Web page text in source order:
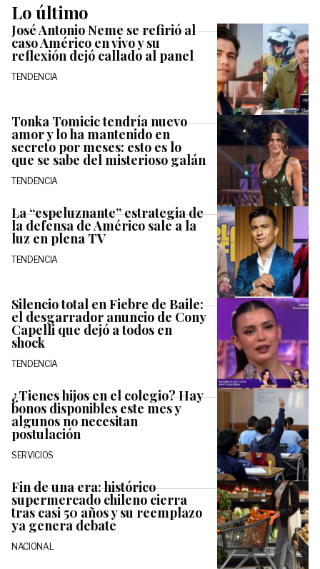
Lo último
José Antonio Neme se refirió al
caso Américo en vivo y su
reflexión dejó callado al panel
TENDENCIA
Tonka Tomicic tendría nuevo
amor y lo ha mantenido en
secreto por meses: esto es lo
que se sabe del misterioso galán
TENDENCIA
La “espeluznante” estrategia de
la defensa de Américo sale a la
luz en plena TV
TENDENCIA
Silencio total en Fiebre de Baile:
el desgarrador anuncio de Cony
Capelli que dejó a todos en
shock
TENDENCIA
¿Tienes hijos en el colegio? Hay
bonos disponibles este mes y
algunos no necesitan
postulación
SERVICIOS
Fin de una era: histórico
supermercado chileno cierra
tras casi 50 años y su reemplazo
ya genera debate
NACIONAL